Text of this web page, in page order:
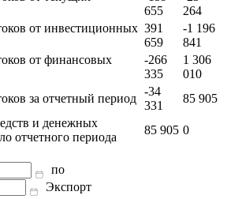
IV кв.
2024
IV кв.
2023
от текущих
-159
655
-23
264
от инвестиционных
391
659
-1 196
841
-266
335
010
за отчетный период
и денежных
отчетного периода